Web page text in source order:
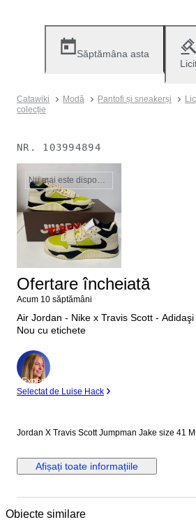
Săptămâna asta
Catawiki Modă Pantofi și sneakerși
colecție
NR. 103994894
Nu mai este disponibil
Ofertare încheiată
Acum 10 săptămâni
Air Jordan - Nike x Travis Scott -
Nou cu etichete
Expert
Selectat de Luise Hack
Jordan X Travis Scott Jumpman Jake size 41
Afișați toate informațiile
Obiecte similare